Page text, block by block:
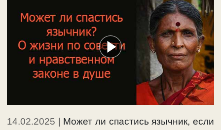
14.02.2025 | Может ли спастись язычник, если